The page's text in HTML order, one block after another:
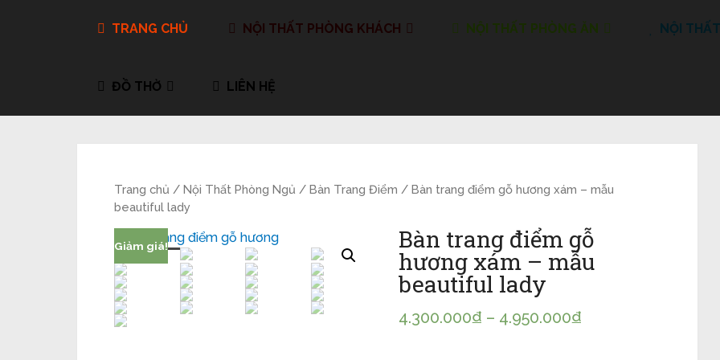
TRANG CHỦ NỘI THẤT PHÒNG KHÁCH NỘI THẤT PHÒNG ĂN NỘI
ĐỒ THỜ LIÊN HỆ
Trang chủ / Nội Thất Phòng Ngủ / Bàn Trang Điểm / Bàn trang điểm gỗ hương xám – mẫu
beautiful lady
Giảm giá! Bàn trang điểm gỗ
hương xám – mẫu
beautiful lady
4.300.000₫ – 4.950.000₫